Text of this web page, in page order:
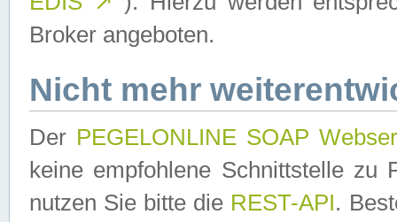
Broker angeboten.
Nicht mehr
Der PEGELONLINE SOAP
keine empfohlene Schnittstelle zu
nutzen Sie bitte die REST-API.